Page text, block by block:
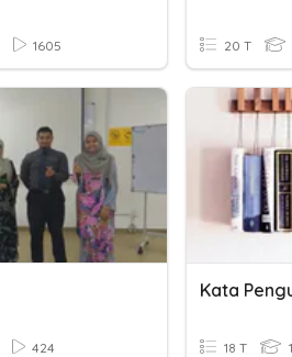
1605 20 T
424
Kata
18 T